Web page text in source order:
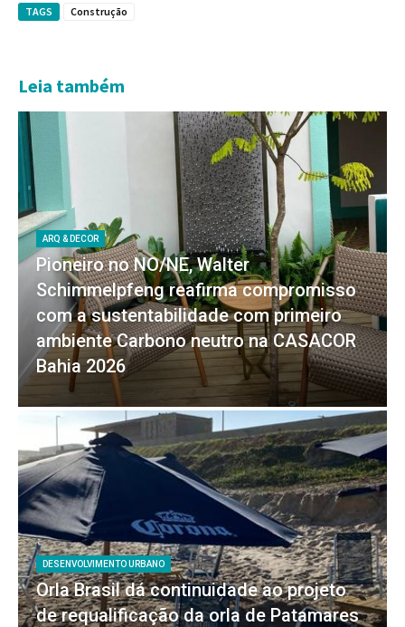
TAGS Construção
Leia também
ARQ & DECOR
Pioneiro no NO/NE, Walter
Schimmelpfeng reafirma compromisso
com a sustentabilidade com primeiro
ambiente Carbono neutro na CASACOR
Bahia 2026
DESENVOLVIMENTO URBANO
Orla Brasil dá continuidade ao projeto
de requalificação da orla de Patamares